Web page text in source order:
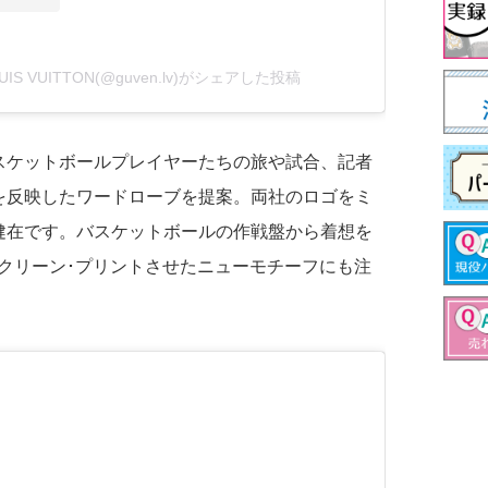
VUITTON(@guven.lv)がシェアした投稿
ットボールプレイヤーたちの旅や試合、記者
映したワードローブを提案。両社のロゴをミ
です。バスケットボールの作戦盤から着想を
リーン･プリントさせたニューモチーフにも注